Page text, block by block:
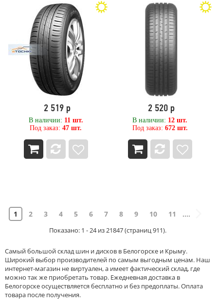
2 519 р
В наличии: 11 шт.
Под заказ:47 шт.
2 520 р
В наличии: 12 шт.
Под заказ: 672 шт.
1 2 3 4 5 6 7 8 9 10 11 ....
Показано: 1 - 24 из 21847 (страниц 911).
Самый большой склад шин и дисков в Белогорске и Крыму.
Широкий выбор производителей по самым выгодным ценам. Наш
интернет-магазин не виртуален, а имеет фактический склад, где
можно так же приобретать товар. Ежедневная доставка в
Белогорске осуществляется бесплатно и без предоплаты. Оплата
товара после получения.